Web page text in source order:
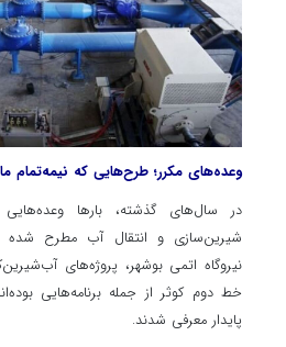
وعده‌های مکرر؛ طرح‌هایی که نیمه‌تمام
در سال‌های گذشته، بارها وعده‌هایی
شیرین‌سازی و انتقال آب مطرح
نیروگاه اتمی بوشهر، پروژه‌های
خط دوم کوثر از جمله برنامه‌هایی
پایدار معرفی شدند.